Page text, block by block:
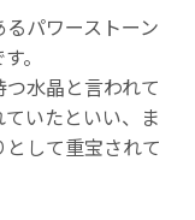
パワーストーン
。
水晶と言われて
いたといい、ま
して重宝されて